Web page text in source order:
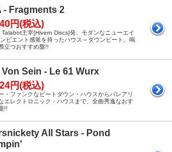
- Fragments 2
円(税込)
主宰[Hivern Discs]発、モダンなニューエイ
ビエント感覚を持ったハウス～ダウンビート。鳴
立つおすすめ盤!!
Sein - Le 61 Wurx
円(税込)
・ファンクなビートダウン・ハウスからバレアリ
エレクトロニック・ハウスまで、全曲秀逸なおす
!!
All Stars - Pond